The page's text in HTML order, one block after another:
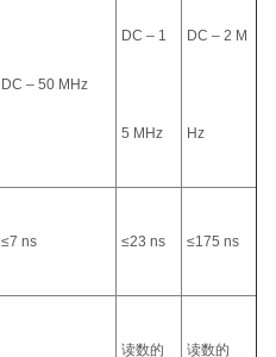
DC – 50 MHz
DC – 1
5 MHz
DC – 2 M
Hz
≤7 ns ≤23 ns ≤175 ns
读数的 读数的